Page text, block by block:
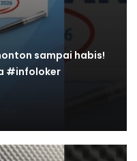
sampai habis!
#infoloker